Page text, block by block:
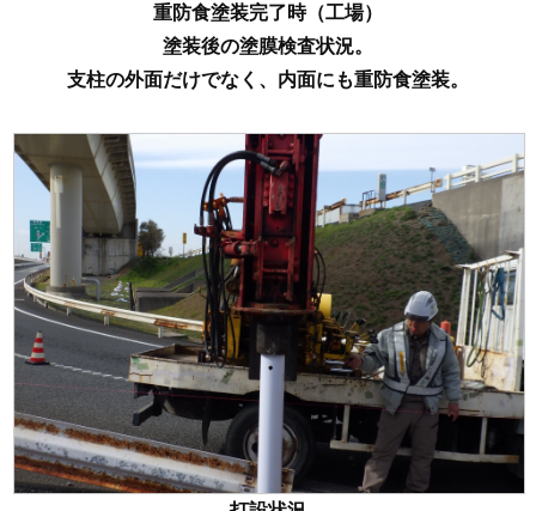
重防食塗装完了時（工場）
塗装後の塗膜検査状況。
支柱の外面だけでなく、内面にも重防食塗装。